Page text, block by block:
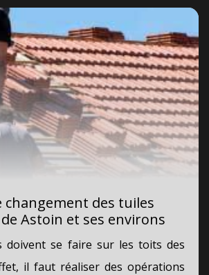
changement des tuiles
Astoin et ses environs
doivent se faire sur les toits des
il faut réaliser des opérations